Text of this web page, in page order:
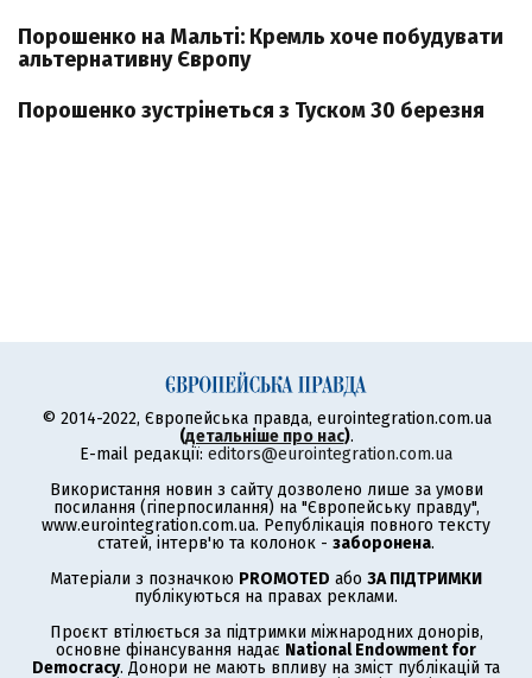
Порошенко на Мальті: Кремль хоче побудувати
альтернативну Європу
Порошенко зустрінеться з Туском 30 березня
© 2014-2022, Європейська правда, eurointegration.com.ua
(детальніше про нас).
E-mail редакції: editors@eurointegration.com.ua
Використання новин з сайту дозволено лише за умови
посилання (гіперпосилання) на "Європейську правду",
www.eurointegration.com.ua. Републікація повного тексту
статей, інтерв'ю та колонок - заборонена.
Матеріали з позначкою PROMOTED або ЗА ПІДТРИМКИ
публікуються на правах реклами.
Проєкт втілюється за підтримки міжнародних донорів,
основне фінансування надає National Endowment for
Democracy. Донори не мають впливу на зміст публікацій та